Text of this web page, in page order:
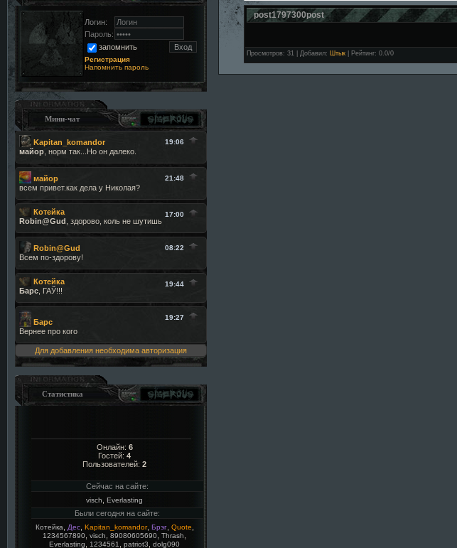
Логин:
Пароль:
запомнить
Регистрация
Напомнить пароль
Мини-чат
Для добавления необходима авторизация
Статистика
Онлайн: 6
Гостей: 4
Пользователей: 2
Сейчас на сайте:
visch Everlasting
Были сегодня на сайте:
Котейка Дес, Kapitan_komandor, Брэг, Quote
1234567890 visch 89080605690 Thrash
Everlasting 1234561 patriot3 dolg090
post1797300post
Просмотров: 31 Добавил: Штык Рейтинг: 0.0/0